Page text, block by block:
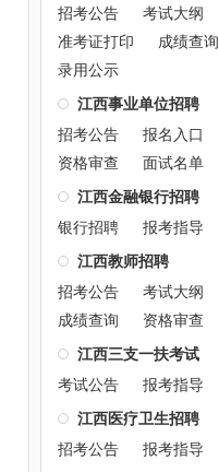
招考公告
考试大纲
准考证打印
成绩查询
录用公示
江西事业单位招聘
招考公告
报名入口
资格审查
面试名单
江西金融银行招聘
银行招聘
报考指导
江西教师招聘
招考公告
考试大纲
成绩查询
资格审查
江西三支一扶考试
考试公告
报考指导
江西医疗卫生招聘
招考公告
报考指导